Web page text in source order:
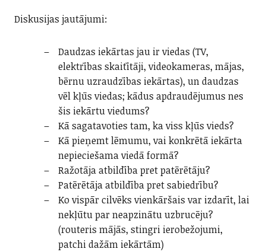
Diskusijas jautājumi:
Daudzas iekārtas jau ir viedas (TV,
elektrības skaitītāji, videokameras, mājas,
bērnu uzraudzības iekārtas), un daudzas
vēl kļūs viedas; kādus apdraudējumus nes
šis iekārtu viedums?
Kā sagatavoties tam, ka viss kļūs vieds?
Kā pieņemt lēmumu, vai konkrētā iekārta
nepieciešama viedā formā?
Ražotāja atbildība pret patērētāju?
Patērētāja atbildība pret sabiedrību?
Ko vispār cilvēks vienkāršais var izdarīt, lai
nekļūtu par neapzinātu uzbrucēju?
(routeris mājās, stingri ierobežojumi,
patchi dažām iekārtām)